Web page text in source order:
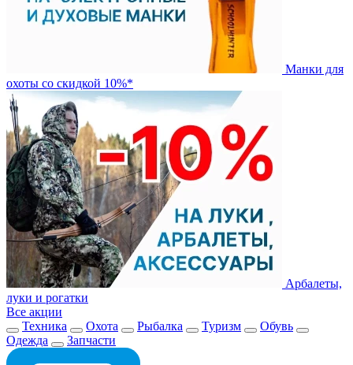
Манки для
охоты со скидкой 10%*
Арбалеты,
луки и рогатки
Все акции
Техника
Охота Рыбалка Туризм
Обувь
Одежда
Запчасти